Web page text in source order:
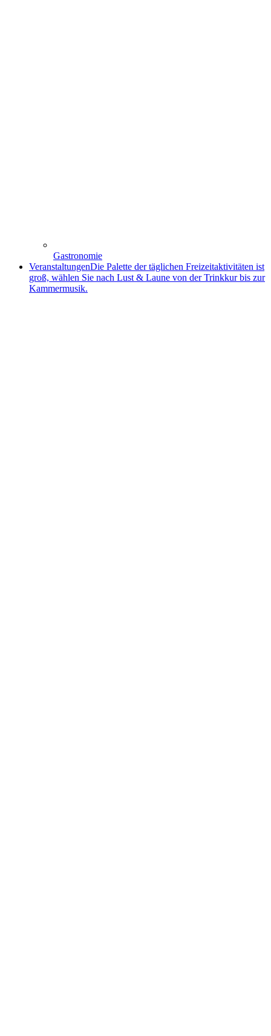
Gastronomie
VeranstaltungenDie Palette der täglichen Freizeitaktivitäten ist
groß, wählen Sie nach Lust & Laune von der Trinkkur bis zur
Kammermusik.